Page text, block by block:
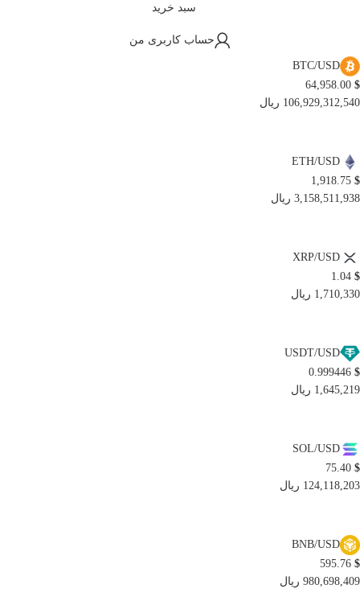
سبد خرید
حساب کاربری من
BTC/USD
$
64,958.00
106,929,312,540 ریال
ETH/USD
$
1,918.75
3,158,511,938 ریال
XRP/USD
$
1.04
1,710,330 ریال
USDT/USD
$
0.999446
1,645,219 ریال
SOL/USD
$
75.40
124,118,203 ریال
BNB/USD
$
595.76
980,698,409 ریال